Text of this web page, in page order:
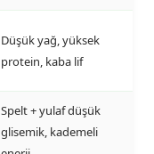
Düşük yağ, yüksek
protein, kaba lif
Spelt + yulaf düşük
glisemik, kademeli